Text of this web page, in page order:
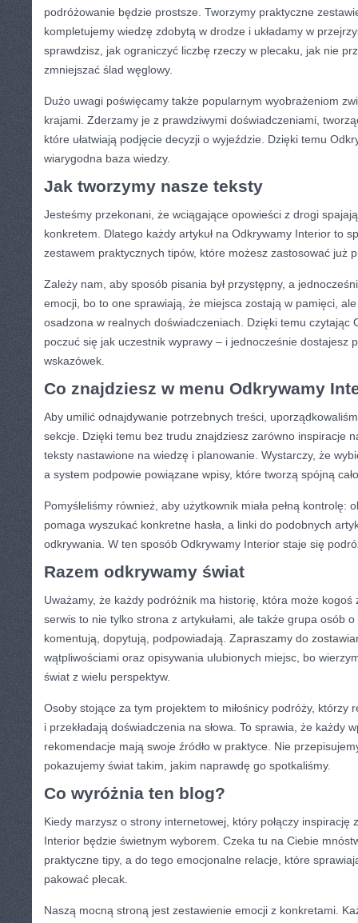
podróżowanie będzie prostsze. Tworzymy praktyczne
kompletujemy wiedzę zdobytą w drodze i układamy w
sprawdzisz, jak ograniczyć liczbę rzeczy w plecaku, jak nie
zmniejszać ślad węglowy.
Dużo uwagi poświęcamy także popularnym wyobrażeniom
krajami. Zderzamy je z prawdziwymi doświadczeniami,
które ułatwiają podjęcie decyzji o wyjeździe. Dzięki temu
wiarygodna baza wiedzy.
Jak tworzymy nasze teksty
Jesteśmy przekonani, że wciągające opowieści z drogi
konkretem. Dlatego każdy artykuł na Odkrywamy Interior to
zestawem praktycznych tipów, które możesz zastosować już
Zależy nam, aby sposób pisania był przystępny, a
emocji, bo to one sprawiają, że miejsca zostają w pamięci,
osadzona w realnych doświadczeniach. Dzięki temu czytając
poczuć się jak uczestnik wyprawy – i jednocześnie dostajesz
wskazówek.
Co znajdziesz w menu Odkrywamy
Aby umilić odnajdywanie potrzebnych treści,
sekcje. Dzięki temu bez trudu znajdziesz zarówno inspiracje
teksty nastawione na wiedzę i planowanie. Wystarczy, że
a system podpowie powiązane wpisy, które tworzą spójną
Pomyśleliśmy również, aby użytkownik miała pełną kontrolę:
pomaga wyszukać konkretne hasła, a linki do podobnych
odkrywania. W ten sposób Odkrywamy Interior staje się
Razem odkrywamy świat
Uważamy, że każdy podróżnik ma historię, która może kogoś
serwis to nie tylko strona z artykułami, ale także grupa osób
komentują, dopytują, podpowiadają. Zapraszamy do
wątpliwościami oraz opisywania ulubionych miejsc, bo
świat z wielu perspektyw.
Osoby stojące za tym projektem to miłośnicy podróży, którzy
i przekładają doświadczenia na słowa. To sprawia, że każdy
rekomendacje mają swoje źródło w praktyce. Nie
pokazujemy świat takim, jakim naprawdę go spotkaliśmy.
Co wyróżnia ten blog?
Kiedy marzysz o strony internetowej, który połączy inspirację
Interior będzie świetnym wyborem. Czeka tu na Ciebie
praktyczne tipy, a do tego emocjonalne relacje, które
pakować plecak.
Naszą mocną stroną jest zestawienie emocji z konkretami.